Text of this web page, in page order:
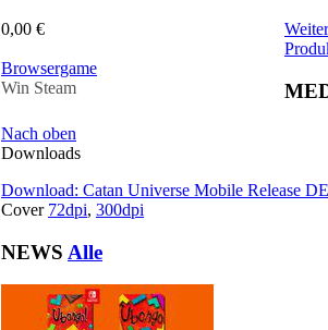
0,00 €
Browsergame
Win Steam
Nach oben
Downloads
Download: Catan Universe Mobile Release DE
Cover 72dpi, 300dpi
NEWS Alle